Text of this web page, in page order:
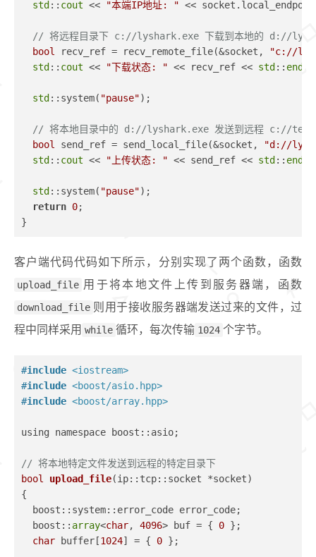
std :: cout << "本端IP地址: " <<
// 将远程目录下 c://lyshark.exe 下载到本地的 d://
bool
recv_ref = recv_remote_file(&socket,
"c://
std :: cout << "下载状态: " << recv_ref << std :: endl
std ::system( "pause");
// 将本地目录中的 d://lyshark.exe 发送到远程 c://
bool
send_ref = send_local_file(&socket,
"d://
std :: cout << "上传状态: " << send_ref << std :: endl
std ::system( "pause");
return 0;
}
客户端代码代码如下所示，分别实现了两个函数，函数
upload_file 用于将本地文件上传到服务器端，函数
download_file 则用于接收服务器端发送过来的文件，过
程中同样采用 while 循环，每次传输 1024 个字节。
#include <iostream>
#include <boost/asio.hpp>
#include <boost/array.hpp>
using namespace boost::asio;
// 将本地特定文件发送到远程的特定目录下
bool
upload_file(ip::tcp::socket *socket)
{
  boost::system::error_code error_code;
  boost::
array<char, 4096> buf = { 0 };
char buffer[1024] = { 0 };